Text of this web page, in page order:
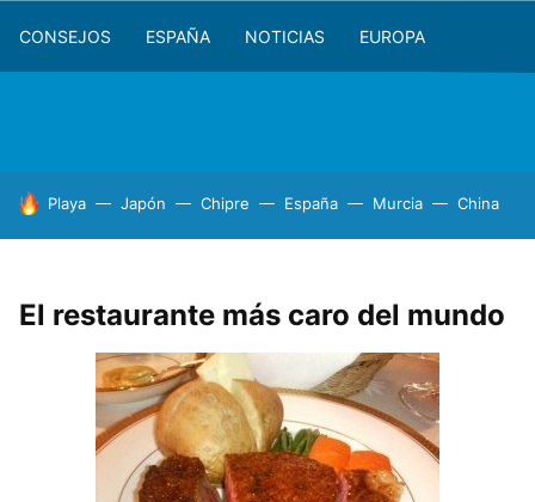
CONSEJOS ESPAÑA NOTICIAS EUROPA
HOY SE HABLA DE
Playa Japón Chipre España Murcia China
El restaurante más caro del mundo